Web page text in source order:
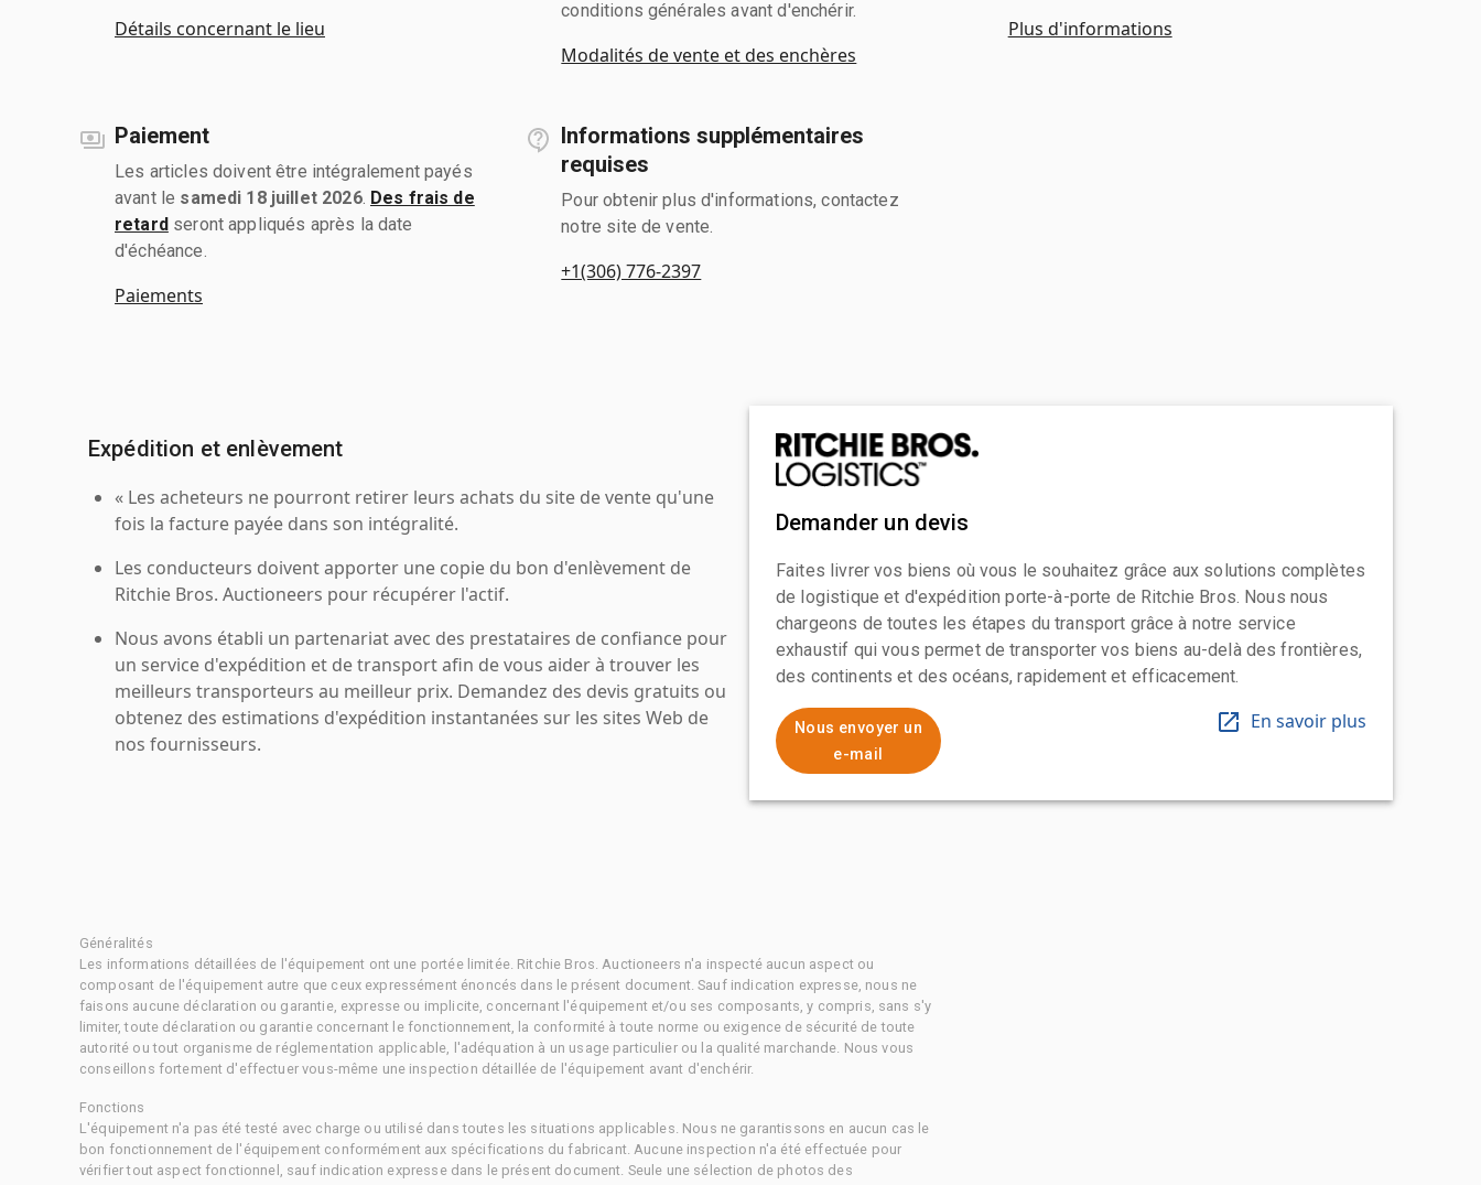
Détails concernant le lieu
conditions générales avant d'enchérir.
Modalités de vente et des enchères
Plus d'informations
Paiement
Les articles doivent être intégralement payés
avant le samedi 18 juillet 2026. Des frais de
retardseront appliqués après la date
d'échéance.
Paiements
Informations supplémentaires
requises
Pour obtenir plus d'informations, contactez
notre site de vente.
+1(306) 776-2397
Expédition et enlèvement
« Les acheteurs ne pourront retirer leurs achats du site de vente qu'une
fois la facture payée dans son intégralité.
Les conducteurs doivent apporter une copie du bon d'enlèvement de
Ritchie Bros. Auctioneers pour récupérer l'actif.
Nous avons établi un partenariat avec des prestataires de confiance pour
un service d'expédition et de transport afin de vous aider à trouver les
meilleurs transporteurs au meilleur prix. Demandez des devis gratuits ou
obtenez des estimations d'expédition instantanées sur les sites Web de
nos fournisseurs.
Demander un devis
Faites livrer vos biens où vous le souhaitez grâce aux solutions complètes
de logistique et d'expédition porte-à-porte de Ritchie Bros. Nous nous
chargeons de toutes les étapes du transport grâce à notre service
exhaustif qui vous permet de transporter vos biens au-delà des frontières,
des continents et des océans, rapidement et efficacement.
Nous envoyer un
e-mail
En savoir plus
Généralités
Les informations détaillées de l'équipement ont une portée limitée. Ritchie Bros. Auctioneers n'a inspecté aucun aspect ou
composant de l'équipement autre que ceux expressément énoncés dans le présent document. Sauf indication expresse, nous ne
faisons aucune déclaration ou garantie, expresse ou implicite, concernant l'équipement et/ou ses composants, y compris, sans s'y
limiter, toute déclaration ou garantie concernant le fonctionnement, la conformité à toute norme ou exigence de sécurité de toute
autorité ou tout organisme de réglementation applicable, l'adéquation à un usage particulier ou la qualité marchande. Nous vous
conseillons fortement d'effectuer vous-même une inspection détaillée de l'équipement avant d'enchérir.
Fonctions
L'équipement n'a pas été testé avec charge ou utilisé dans toutes les situations applicables. Nous ne garantissons en aucun cas le
bon fonctionnement de l'équipement conformément aux spécifications du fabricant. Aucune inspection n'a été effectuée pour
vérifier tout aspect fonctionnel, sauf indication expresse dans le présent document. Seule une sélection de photos des